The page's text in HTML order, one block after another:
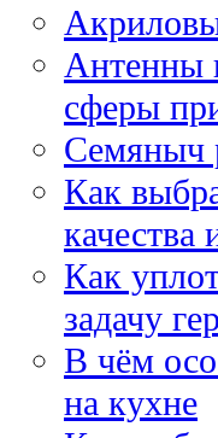
Антенны
сферы
Семяныч
Как
качества
Как
задачу
В чём
на кухне